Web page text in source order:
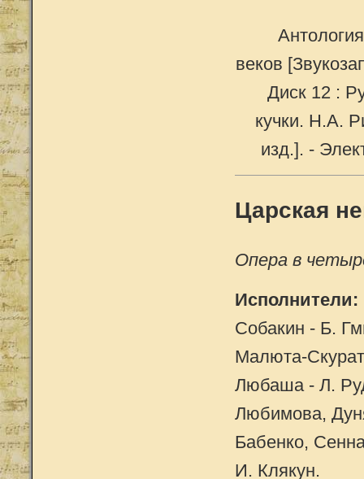
веков
Диск 12 :
кучки. Н.А.
изд.]. -
Царская
Опера в
Исполнители:
Собакин - Б.
Малюта-
Любаша - Л.
Любимова,
Бабенко,
И. Клякун.